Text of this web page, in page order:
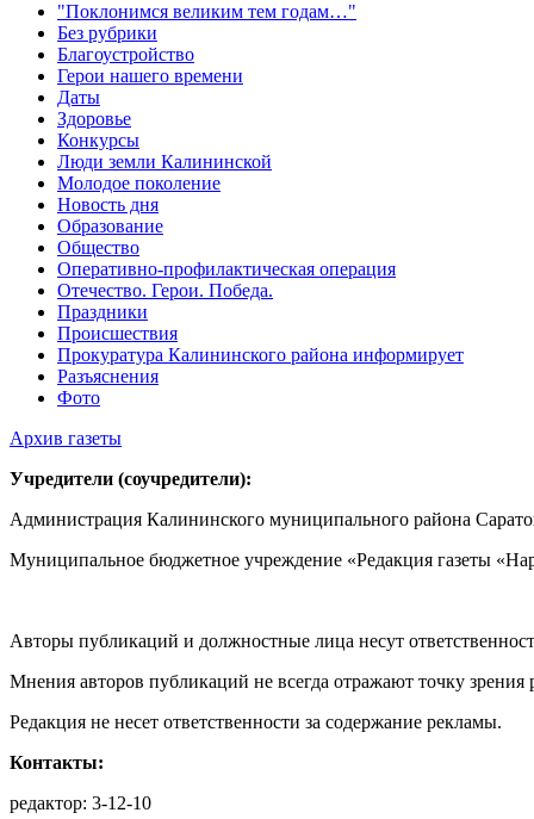
"Поклонимся великим тем годам…"
Без рубрики
Благоустройство
Герои нашего времени
Даты
Здоровье
Конкурсы
Люди земли Калининской
Молодое поколение
Новость дня
Образование
Общество
Оперативно-профилактическая операция
Отечество. Герои. Победа.
Праздники
Происшествия
Прокуратура Калининского района информирует
Разъяснения
Фото
Архив газеты
Учредители (соучредители):
Администрация Калининского муниципального района
Муниципальное бюджетное учреждение «Редакция газеты
Авторы публикаций и должностные лица несут
Мнения авторов публикаций не всегда отражают точку зрения
Редакция не несет ответственности за содержание рекламы.
Контакты:
редактор: 3-12-10